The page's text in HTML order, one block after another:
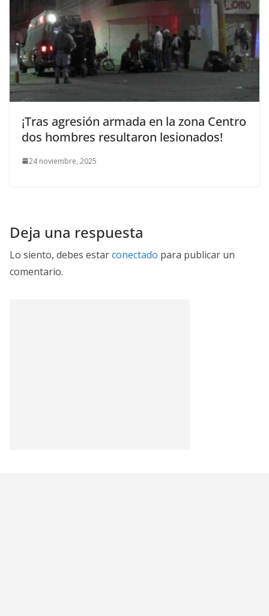
¡Tras agresión armada en la zona Centro
dos hombres resultaron lesionados!
24 noviembre, 2025
Deja una respuesta
Lo siento, debes estarconectado para publicar un
comentario.